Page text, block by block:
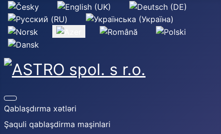
Select your language
Qablaşdırma xətləri
Şaquli qablaşdirma maşinlari